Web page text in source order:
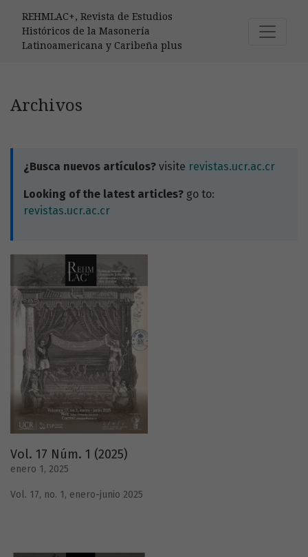
REHMLAC+, Revista de Estudios
Históricos de la Masonería
Latinoamericana y Caribeña plus
Archivos
¿Busca nuevos artículos? visite revistas.ucr.ac.cr
Looking of the latest articles? go to:
revistas.ucr.ac.cr
Vol. 17 Núm. 1 (2025)
enero 1, 2025
Vol. 17, no. 1, enero-junio 2025